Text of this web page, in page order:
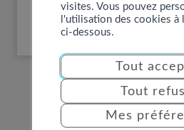
DU P’TIT BEC
visites. Vous pouvez
l'utilisation des cookies à
ci-dessous.
Tout
Tout
Mes